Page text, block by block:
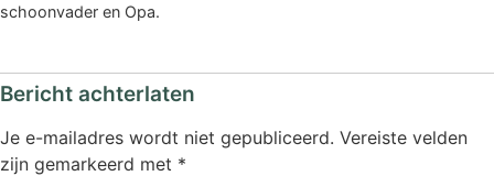
schoonvader en Opa.
Bericht achterlaten
Je e-mailadres wordt niet gepubliceerd. Vereiste velden
zijn gemarkeerd met *